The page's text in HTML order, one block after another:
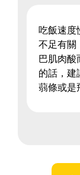
吃飯速度
不足有關
巴肌肉酸
的話，建
蒻條或是